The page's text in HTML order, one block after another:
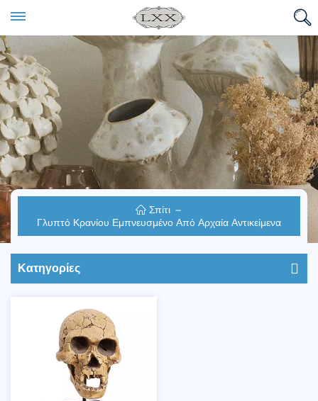
Σπίτι
Γλυπτό Κρανίου Εμπνευσμένο Από Αρχαία Αντικείμενα
Κατηγορίες